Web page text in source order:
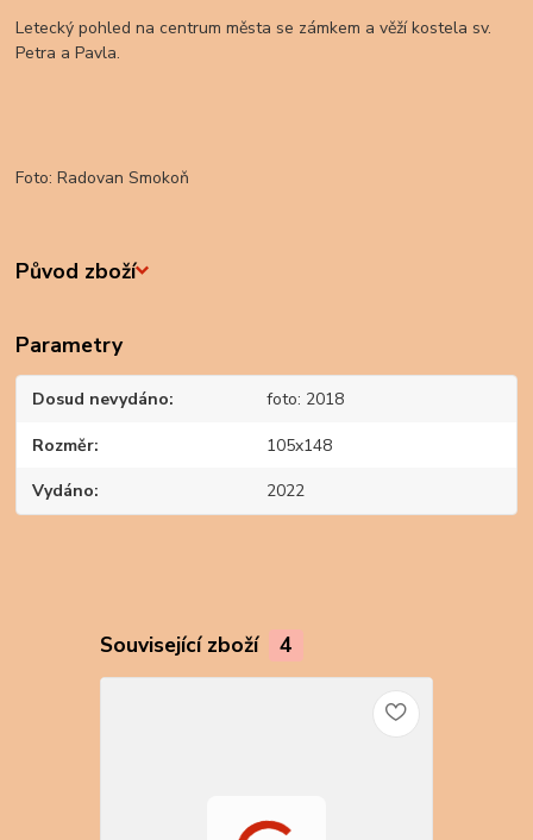
Letecký pohled na centrum města se zámkem a věží kostela sv.
Petra a Pavla.
Foto: Radovan Smokoň
Původ zboží
Parametry
Dosud nevydáno foto: 2018
Rozměr 105x148
Vydáno 2022
Související zboží 4